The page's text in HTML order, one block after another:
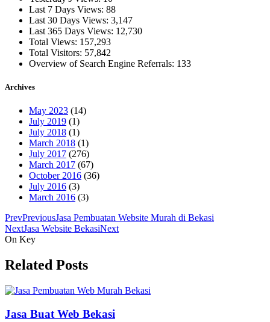
Last 7 Days Views: 88
Last 30 Days Views: 3,147
Last 365 Days Views: 12,730
Total Views: 157,293
Total Visitors: 57,842
Overview of Search Engine Referrals: 133
Archives
May 2023 (14)
July 2019 (1)
July 2018 (1)
March 2018 (1)
July 2017 (276)
March 2017 (67)
October 2016 (36)
July 2016 (3)
March 2016 (3)
PrevPreviousJasa Pembuatan Website Murah di Bekasi
NextJasa Website BekasiNext
On Key
Related Posts
Jasa Buat Web Bekasi